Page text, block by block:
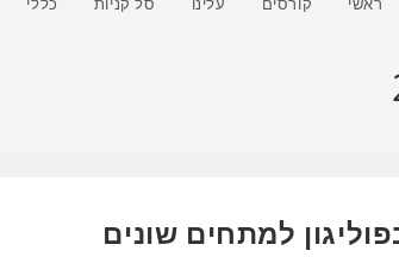
למתחים שונים